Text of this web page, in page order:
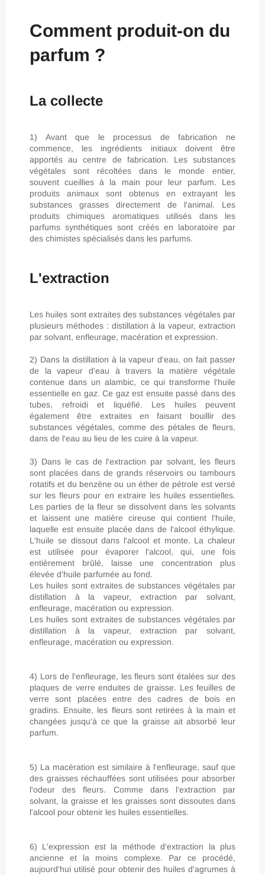
Comment produit-on du
parfum ?
La collecte
1) Avant que le processus de fabrication ne
commence, les ingrédients initiaux doivent être
apportés au centre de fabrication. Les substances
végétales sont récoltées dans le monde entier,
souvent cueillies à la main pour leur parfum. Les
produits animaux sont obtenus en extrayant les
substances grasses directement de l'animal. Les
produits chimiques aromatiques utilisés dans les
parfums synthétiques sont créés en laboratoire par
des chimistes spécialisés dans les parfums.
L'extraction
Les huiles sont extraites des substances végétales par
plusieurs méthodes : distillation à la vapeur, extraction
par solvant, enfleurage, macération et expression.
2) Dans la distillation à la vapeur d'eau, on fait passer
de la vapeur d'eau à travers la matière végétale
contenue dans un alambic, ce qui transforme l'huile
essentielle en gaz. Ce gaz est ensuite passé dans des
tubes, refroidi et liquéfié. Les huiles peuvent
également être extraites en faisant bouillir des
substances végétales, comme des pétales de fleurs,
dans de l'eau au lieu de les cuire à la vapeur.
3) Dans le cas de l'extraction par solvant, les fleurs
sont placées dans de grands réservoirs ou tambours
rotatifs et du benzène ou un éther de pétrole est versé
sur les fleurs pour en extraire les huiles essentielles.
Les parties de la fleur se dissolvent dans les solvants
et laissent une matière cireuse qui contient l'huile,
laquelle est ensuite placée dans de l'alcool éthylique.
L'huile se dissout dans l'alcool et monte. La chaleur
est utilisée pour évaporer l'alcool, qui, une fois
entièrement brûlé, laisse une concentration plus
élevée d'huile parfumée au fond.
Les huiles sont extraites de substances végétales par
distillation à la vapeur, extraction par solvant,
enfleurage, macération ou expression.
Les huiles sont extraites de substances végétales par
distillation à la vapeur, extraction par solvant,
enfleurage, macération ou expression.
4) Lors de l'enfleurage, les fleurs sont étalées sur des
plaques de verre enduites de graisse. Les feuilles de
verre sont placées entre des cadres de bois en
gradins. Ensuite, les fleurs sont retirées à la main et
changées jusqu'à ce que la graisse ait absorbé leur
parfum.
5) La macération est similaire à l'enfleurage, sauf que
des graisses réchauffées sont utilisées pour absorber
l'odeur des fleurs. Comme dans l'extraction par
solvant, la graisse et les graisses sont dissoutes dans
l'alcool pour obtenir les huiles essentielles.
6) L'expression est la méthode d'extraction la plus
ancienne et la moins complexe. Par ce procédé,
aujourd'hui utilisé pour obtenir des huiles d'agrumes à